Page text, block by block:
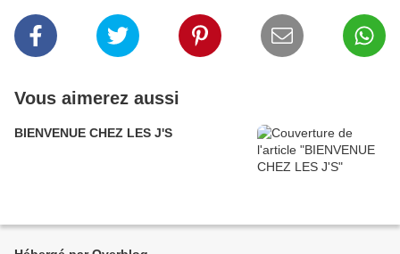
Vous aimerez aussi
BIENVENUE CHEZ LES J'S